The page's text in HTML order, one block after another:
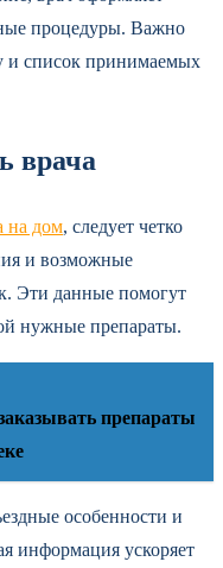
процедуры. Важно
и список принимаемых
врача
на дом, следует четко
и возможные
Эти данные помогут
нужные препараты.
препараты
особенности и
информация ускоряет